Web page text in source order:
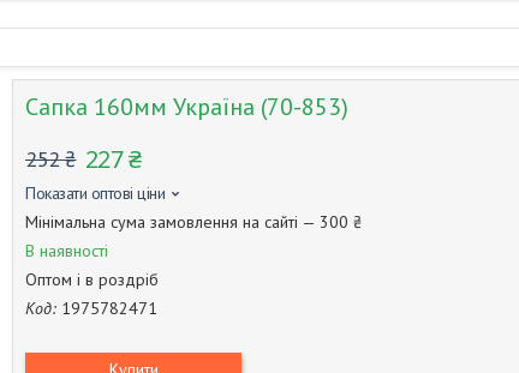
Сапка 160мм Україна (70-853)
252 ₴ 227 ₴
Показати оптові ціни
Мінімальна сума замовлення на сайті — 300 ₴
В наявності
Оптом і в роздріб
Код: 1975782471